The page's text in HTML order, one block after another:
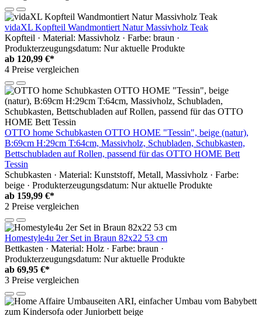
vidaXL Kopfteil Wandmontiert Natur Massivholz Teak
Kopfteil · Material: Massivholz · Farbe: braun ·
Produkterzeugungsdatum: Nur aktuelle Produkte
ab 120,99 €*
4 Preise vergleichen
OTTO home Schubkasten OTTO HOME "Tessin", beige (natur),
B:69cm H:29cm T:64cm, Massivholz, Schubladen, Schubkasten,
Bettschubladen auf Rollen, passend für das OTTO HOME Bett
Tessin
Schubkasten · Material: Kunststoff, Metall, Massivholz · Farbe:
beige · Produkterzeugungsdatum: Nur aktuelle Produkte
ab 159,99 €*
2 Preise vergleichen
Homestyle4u 2er Set in Braun 82x22 53 cm
Bettkasten · Material: Holz · Farbe: braun ·
Produkterzeugungsdatum: Nur aktuelle Produkte
ab 69,95 €*
3 Preise vergleichen